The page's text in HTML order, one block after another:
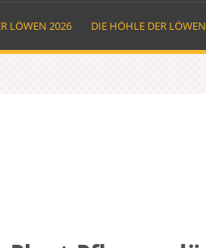
LÖWEN 2026 DIE HÖHLE DER